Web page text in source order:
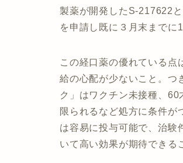
製薬が開発したS-217622
を申請し既に３月末までに
この経口薬の優れている点
給の心配が少ないこと。つ
ク」はワクチン未接種、
限られるなど処方に条件
は容易に投与可能で、治験
いて高い効果が期待できる